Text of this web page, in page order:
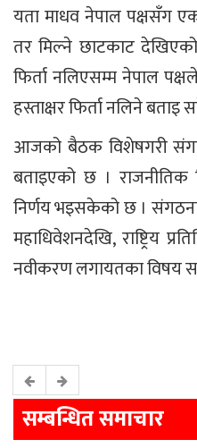
यता माधव नेपाल पक्षसँग
तर मिल्ने छाटकाट
फिर्ता नलिएसम्म नेपाल
हस्ताक्षर फिर्ता नलिने
आजको बैठक विशेषगरी
बताइएको छ ।
निर्णय भइसकेको छ ।
महाधिवेशनदेखि, राष्ट्रिय
नवीकरण लगायतका विषय
सम्बन्धित समाचार